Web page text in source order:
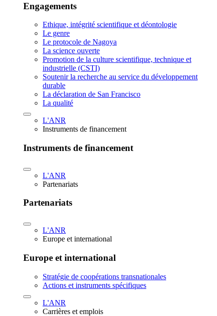
Engagements
Ethique, intégrité scientifique et déontologie
Le genre
Le protocole de Nagoya
La science ouverte
Promotion de la culture scientifique, technique et
industrielle (CSTI)
Soutenir la recherche au service du développement
durable
La déclaration de San Francisco
La qualité
L'ANR
Instruments de financement
Instruments de financement
L'ANR
Partenariats
Partenariats
L'ANR
Europe et international
Europe et international
Stratégie de coopérations transnationales
Actions et instruments spécifiques
L'ANR
Carrières et emplois